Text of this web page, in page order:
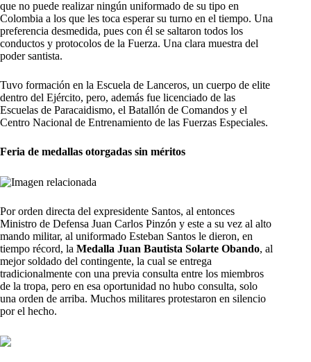
que no puede realizar ningún uniformado de su tipo en
Colombia a los que les toca esperar su turno en el tiempo. Una
preferencia desmedida, pues con él se saltaron todos los
conductos y protocolos de la Fuerza. Una clara muestra del
poder santista.
Tuvo formación en la Escuela de Lanceros, un cuerpo de elite
dentro del Ejército, pero, además fue licenciado de las
Escuelas de Paracaidismo, el Batallón de Comandos y el
Centro Nacional de Entrenamiento de las Fuerzas Especiales.
Feria de medallas otorgadas sin méritos
Por orden directa del expresidente Santos, al entonces
Ministro de Defensa Juan Carlos Pinzón y este a su vez al alto
mando militar, al uniformado Esteban Santos le dieron, en
tiempo récord, la Medalla Juan Bautista Solarte Obando, al
mejor soldado del contingente, la cual se entrega
tradicionalmente con una previa consulta entre los miembros
de la tropa, pero en esa oportunidad no hubo consulta, solo
una orden de arriba. Muchos militares protestaron en silencio
por el hecho.